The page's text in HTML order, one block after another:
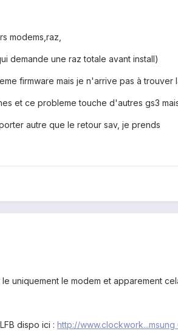
modems,raz,
demande une raz totale avant install)
firmware mais je n'arrive pas à trouver
et ce probleme touche d'autres gs3
autre que le retour sav, je prends
uniquement le modem et apparement
dispo ici : http://www.clockwork...msung